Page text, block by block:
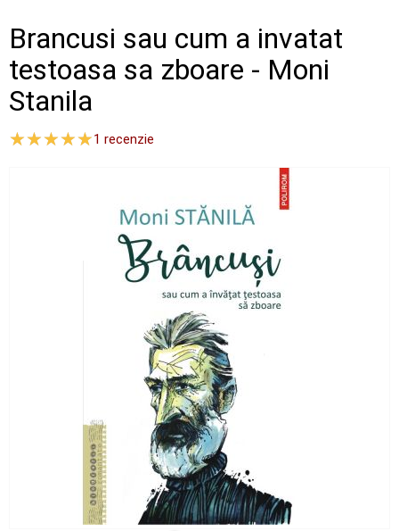
Brancusi sau cum a invatat
testoasa sa zboare - Moni
Stanila
1 recenzie